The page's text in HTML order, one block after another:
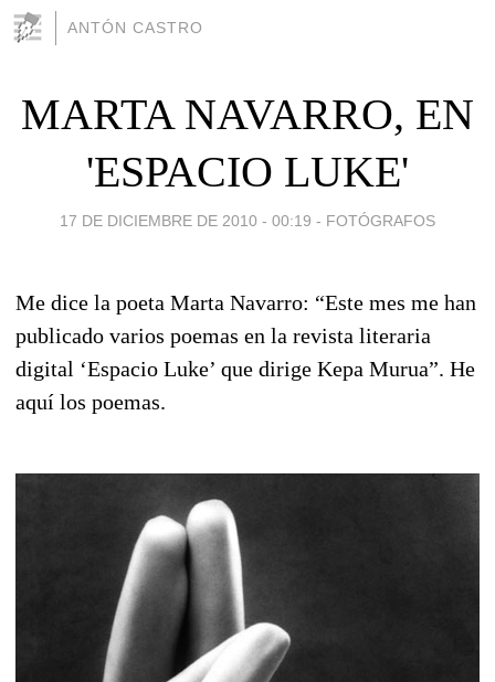
ANTÓN CASTRO
MARTA NAVARRO, EN
'ESPACIO LUKE'
17 DE DICIEMBRE DE 2010 - 00:19 - FOTÓGRAFOS
Me dice la poeta Marta Navarro: “Este mes me han
publicado varios poemas en la revista literaria
digital ‘Espacio Luke’ que dirige Kepa Murua”. He
aquí los poemas.